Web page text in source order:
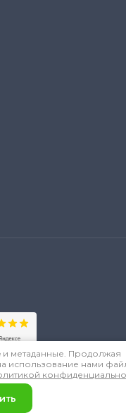
и метаданные. Продолжая
использование нами